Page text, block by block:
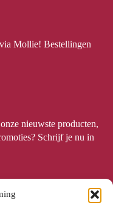
Mollie! Bestellingen
nieuwste producten,
Schrijf je nu in